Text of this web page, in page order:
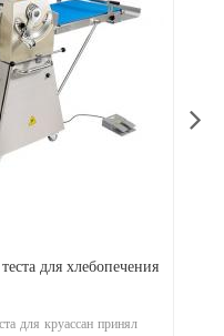
для хлебопечения
для круассан принял